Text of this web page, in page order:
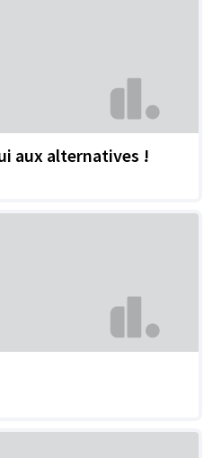
aux alternatives !